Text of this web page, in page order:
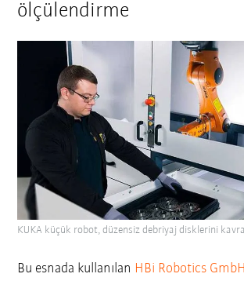
ölçülendirme
Bu esnada kullanılan HBi Robotics GmbH
KUKA küçük robot, düzensiz debriyaj disklerini